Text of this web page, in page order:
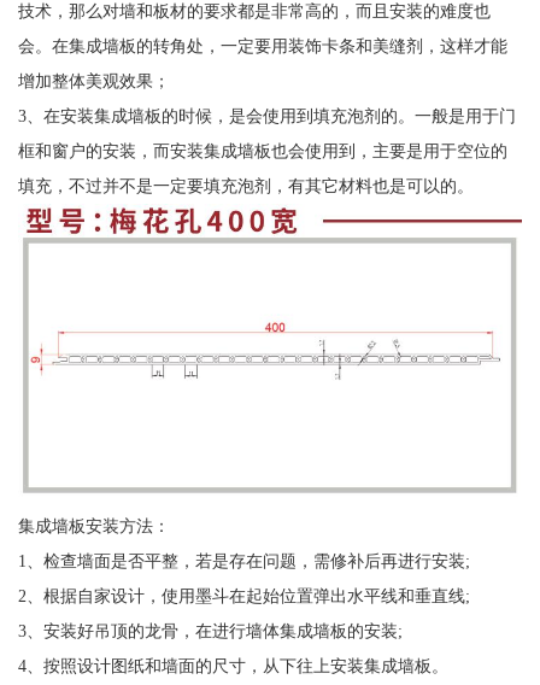
技术，那么对墙和板材的要求都是非常高的，而且安装的难度也
会。在集成墙板的转角处，一定要用装饰卡条和美缝剂，这样才能
增加整体美观效果；
3、在安装集成墙板的时候，是会使用到填充泡剂的。一般是用于门
框和窗户的安装，而安装集成墙板也会使用到，主要是用于空位的
填充，不过并不是一定要填充泡剂，有其它材料也是可以的。
集成墙板安装方法：
1、检查墙面是否平整，若是存在问题，需修补后再进行安装;
2、根据自家设计，使用墨斗在起始位置弹出水平线和垂直线;
3、安装好吊顶的龙骨，在进行墙体集成墙板的安装;
4、按照设计图纸和墙面的尺寸，从下往上安装集成墙板。